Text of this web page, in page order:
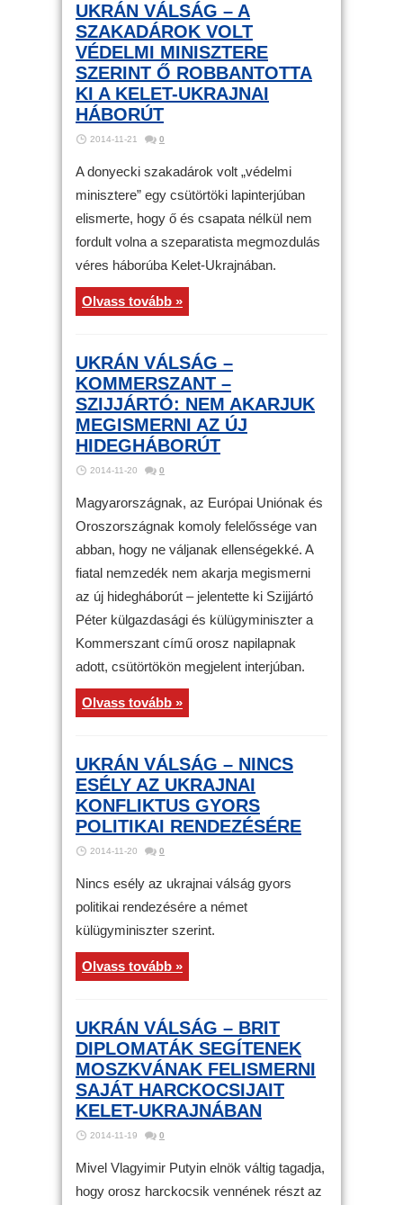
UKRÁN VÁLSÁG – A
SZAKADÁROK VOLT
VÉDELMI MINISZTERE
SZERINT Ő ROBBANTOTTA
KI A KELET-UKRAJNAI
HÁBORÚT
2014-11-21 0
A donyecki szakadárok volt „védelmi
minisztere” egy csütörtöki lapinterjúban
elismerte, hogy ő és csapata nélkül nem
fordult volna a szeparatista megmozdulás
véres háborúba Kelet-Ukrajnában.
Olvass tovább »
UKRÁN VÁLSÁG –
KOMMERSZANT –
SZIJJÁRTÓ: NEM AKARJUK
MEGISMERNI AZ ÚJ
HIDEGHÁBORÚT
2014-11-20 0
Magyarországnak, az Európai Uniónak és
Oroszországnak komoly felelőssége van
abban, hogy ne váljanak ellenségekké. A
fiatal nemzedék nem akarja megismerni
az új hidegháborút – jelentette ki Szijjártó
Péter külgazdasági és külügyminiszter a
Kommerszant című orosz napilapnak
adott, csütörtökön megjelent interjúban.
Olvass tovább »
UKRÁN VÁLSÁG – NINCS
ESÉLY AZ UKRAJNAI
KONFLIKTUS GYORS
POLITIKAI RENDEZÉSÉRE
2014-11-20 0
Nincs esély az ukrajnai válság gyors
politikai rendezésére a német
külügyminiszter szerint.
Olvass tovább »
UKRÁN VÁLSÁG – BRIT
DIPLOMATÁK SEGÍTENEK
MOSZKVÁNAK FELISMERNI
SAJÁT HARCKOCSIJAIT
KELET-UKRAJNÁBAN
2014-11-19 0
Mivel Vlagyimir Putyin elnök váltig tagadja,
hogy orosz harckocsik vennének részt az